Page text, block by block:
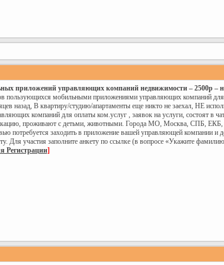
приложений управляющих компаний недвижимости – 2500р –
пользующихся мобильными приложениями управляющих компаний
назад, В квартиру/студию/апартаменты еще никто не заехал, НЕ
компаний для оплаты ком.услуг , заявок на услуги, состоят
проживают с детьми, животными. Города МО, Москва, СПБ, ЕКБ,
потребуется заходить в приложение вашей управляющей компании
Для участия заполните анкету по ссылке (в вопросе «Укажите
Регистрации]